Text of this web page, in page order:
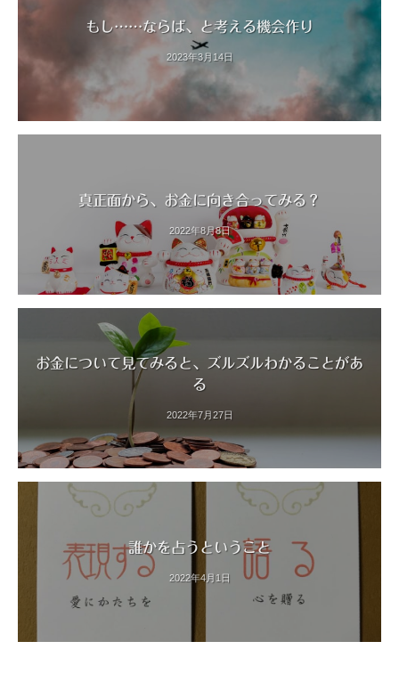
もし……ならば、と考える機会作り
2023年3月14日
真正面から、お金に向き合ってみる？
2022年8月8日
お金について見てみると、ズルズルわかることがあ
る
2022年7月27日
誰かを占うということ
2022年4月1日